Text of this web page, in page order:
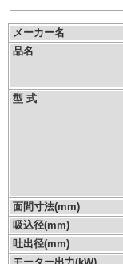
メーカー名
品名
型 式
面間寸法(mm)
吸込径(mm)
吐出径(mm)